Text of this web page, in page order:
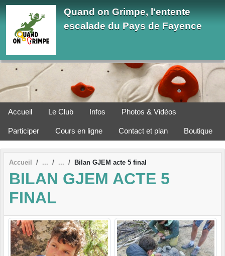
Quand on Grimpe, l'entente
escalade du Pays de Fayence
Accueil Le Club Infos Photos & Vidéos
Participer Cours en ligne Contact et plan Boutique
Accueil Bilan GJEM acte 5 final
BILAN GJEM ACTE 5
FINAL
Panneau de gestion des cookies